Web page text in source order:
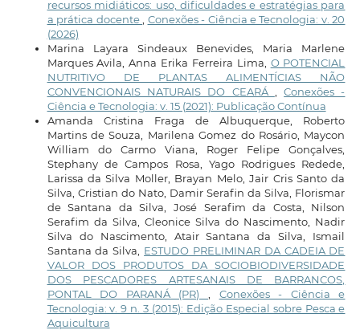
recursos midiáticos: uso, dificuldades e estratégias para
a prática docente
Conexões - Ciência e Tecnologia: v. 20
(2026)
Marina Layara Sindeaux Benevides, Maria Marlene
Marques Avila, Anna Erika Ferreira Lima, O POTENCIAL
NUTRITIVO DE PLANTAS ALIMENTÍCIAS NÃO
CONVENCIONAIS NATURAIS DO CEARÁ
,Conexões -
Ciência e Tecnologia: v. 15 (2021): Publicação Contínua
Amanda Cristina Fraga de Albuquerque, Roberto
Martins de Souza, Marilena Gomez do Rosário, Maycon
William do Carmo Viana, Roger Felipe Gonçalves,
Stephany de Campos Rosa, Yago Rodrigues Redede,
Larissa da Silva Moller, Brayan Melo, Jair Cris Santo da
Silva, Cristian do Nato, Damir Serafin da Silva, Florismar
de Santana da Silva, José Serafim da Costa, Nilson
Serafim da Silva, Cleonice Silva do Nascimento, Nadir
Silva do Nascimento, Atair Santana da Silva, Ismail
Santana da Silva, ESTUDO PRELIMINAR DA CADEIA DE
VALOR DOS PRODUTOS DA SOCIOBIODIVERSIDADE
DOS PESCADORES ARTESANAIS DE BARRANCOS,
PONTAL DO PARANÁ (PR)
Conexões - Ciência e
Tecnologia: v. 9 n. 3 (2015): Edição Especial sobre Pesca e
Aquicultura